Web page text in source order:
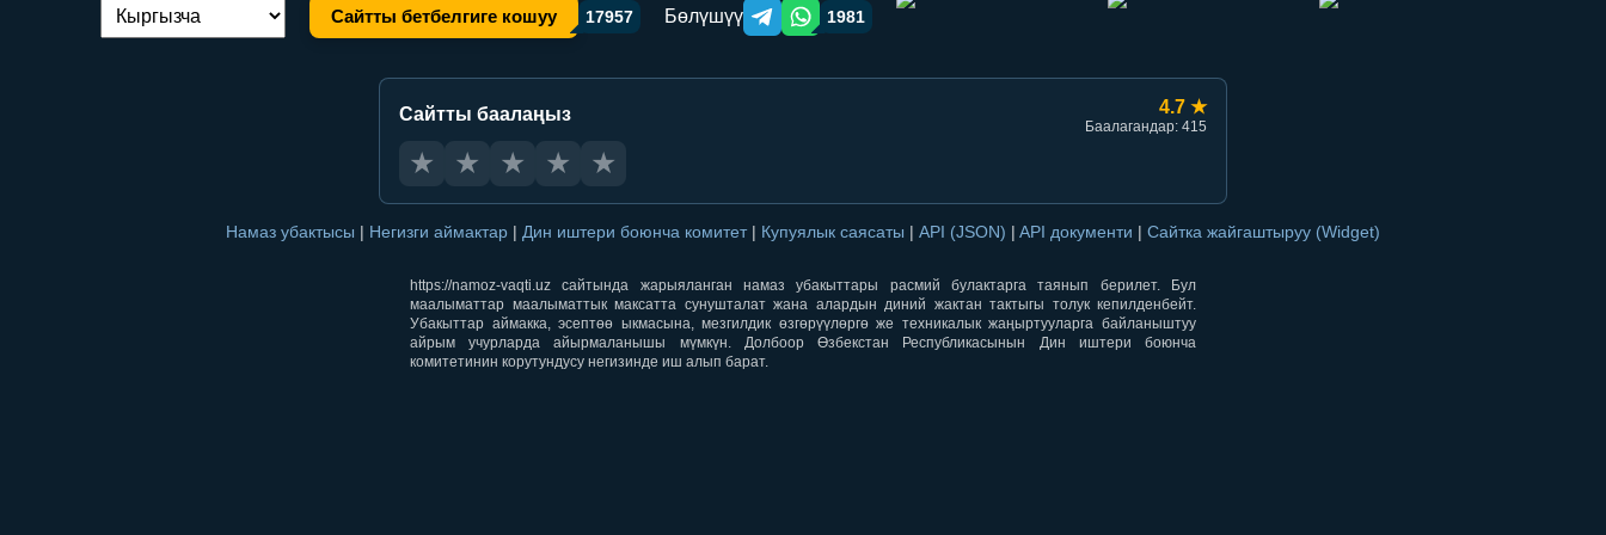
Тилди алмаштыруу: Сайтты бетбелгиге кошуу 17957 Бөлүшүү Telegram orqali ulashish
WhatsApp orqali ulashish
1981
Сайтты баалаңыз 4.7 ★
Баалагандар: 415
★ ★ ★ ★ ★
Намаз убактысы | Негизги аймактар | Дин иштери боюнча комитет | Купуялык саясаты | API (JSON) | API документи | Сайтка жайгаштыруу (Widget)
https://namoz-vaqti.uz сайтында жарыяланган намаз убакыттары расмий булактарга таянып берилет. Бул
маалыматтар маалыматтык максатта сунушталат жана алардын диний жактан тактыгы толук кепилденбейт.
Убакыттар аймакка, эсептөө ыкмасына, мезгилдик өзгөрүүлөргө же техникалык жаңыртууларга байланыштуу
айрым учурларда айырмаланышы мүмкүн. Долбоор Өзбекстан Республикасынын Дин иштери боюнча
комитетинин корутундусу негизинде иш алып барат.